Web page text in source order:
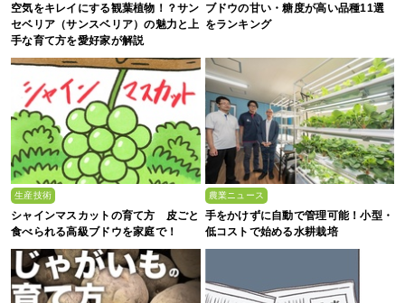
空気をキレイにする観葉植物！？サン
セベリア（サンスベリア）の魅力と上
手な育て方を愛好家が解説
ブドウの甘い・糖度が高い品種11選
をランキング
生産技術
シャインマスカットの育て方 皮ごと
食べられる高級ブドウを家庭で！
農業ニュース
手をかけずに自動で管理可能！小型・
低コストで始める水耕栽培